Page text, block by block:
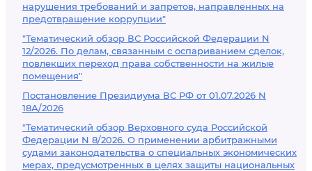
нарушения требований и запретов, направленных на
предотвращение коррупции"
"Тематический обзор ВС Российской Федерации N
12/2026. По делам, связанным с оспариванием сделок,
повлекших переход права собственности на жилые
помещения"
Постановление Президиума ВС РФ от 01.07.2026 N
18А/2026
"Тематический обзор Верховного суда Российской
Федерации N 8/2026. О применении арбитражными
судами законодательства о специальных экономических
мерах, предусмотренных в целях защиты национальных